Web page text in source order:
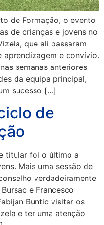
de Formação, o evento
de crianças e jovens no
que ali passaram
aprendizagem e convívio.
semanas anteriores
da equipa principal,
sucesso […]
de
titular foi o último a
Mais uma sessão de
verdadeiramente
e Francesco
Buntic visitar os
e ter uma atenção